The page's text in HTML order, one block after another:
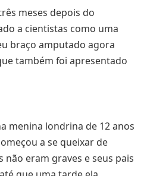
meses depois do
a cientistas como uma
braço amputado agora
também foi apresentado
menina londrina de 12 anos
a se queixar de
não eram graves e seus pais